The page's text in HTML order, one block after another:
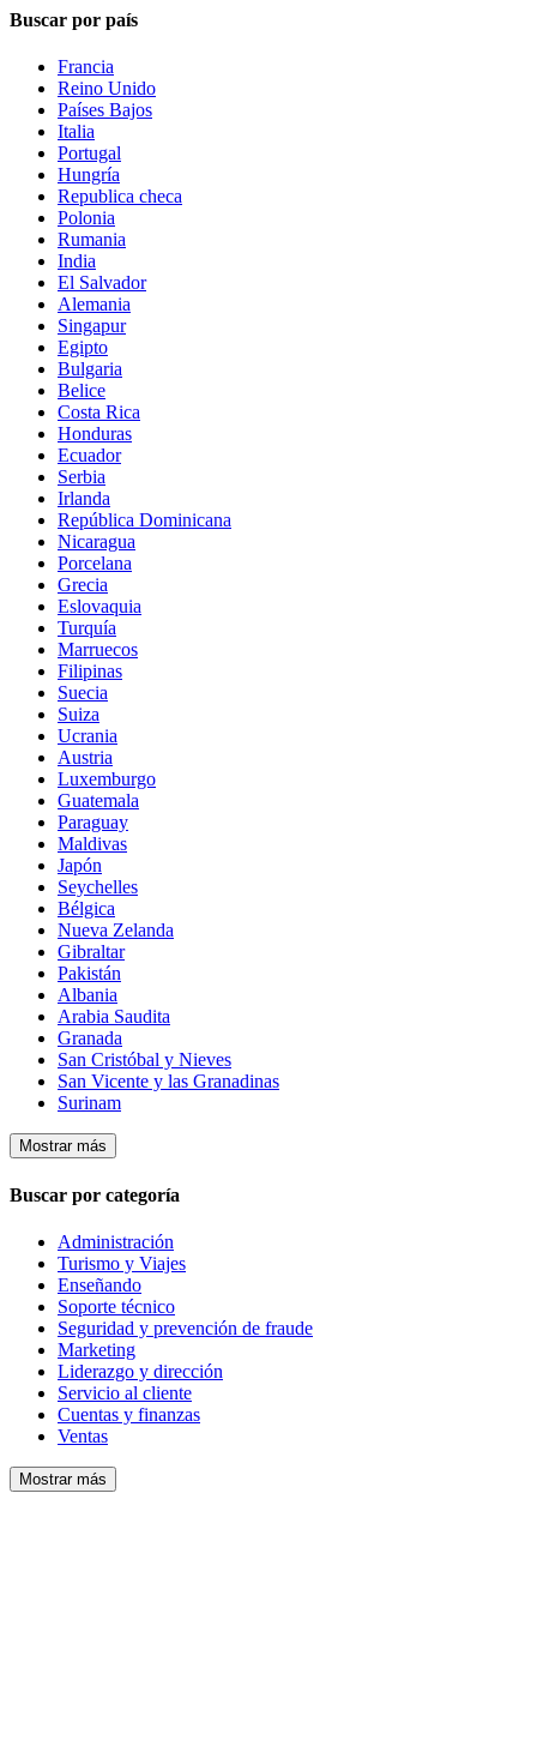
Buscar por país
Francia
Reino Unido
Países Bajos
Italia
Portugal
Hungría
Republica checa
Polonia
Rumania
India
El Salvador
Alemania
Singapur
Egipto
Bulgaria
Belice
Costa Rica
Honduras
Ecuador
Serbia
Irlanda
República Dominicana
Nicaragua
Porcelana
Grecia
Eslovaquia
Turquía
Marruecos
Filipinas
Suecia
Suiza
Ucrania
Austria
Luxemburgo
Guatemala
Paraguay
Maldivas
Japón
Seychelles
Bélgica
Nueva Zelanda
Gibraltar
Pakistán
Albania
Arabia Saudita
Granada
San Cristóbal y Nieves
San Vicente y las Granadinas
Surinam
Mostrar más
Buscar por categoría
Administración
Turismo y Viajes
Enseñando
Soporte técnico
Seguridad y prevención de fraude
Marketing
Liderazgo y dirección
Servicio al cliente
Cuentas y finanzas
Ventas
Mostrar más